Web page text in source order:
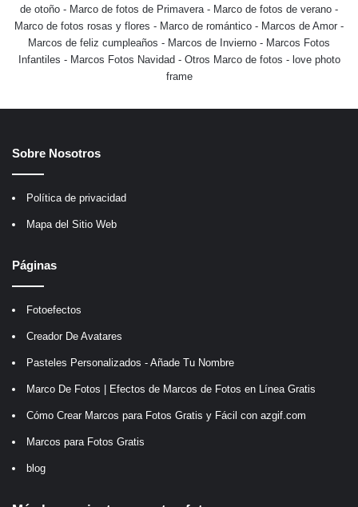
de otoño - Marco de fotos de Primavera- Marco de fotos de verano -
Marco de fotos rosas y flores - Marco de romántico - Marcos de Amor -
Marcos de feliz cumpleaños - Marcos de Invierno - Marcos Fotos
Infantiles - Marcos Fotos Navidad - Otros Marco de fotos - love photo
frame
Sobre Nosotros
Política de privacidad
Mapa del Sitio Web
Páginas
Fotoefectos
Creador De Avatares
Pasteles Personalizados - Añade Tu Nombre
Marco De Fotos | Efectos de Marcos de Fotos en Línea Gratis
Cómo Crear Marcos para Fotos Gratis y Fácil con azgif.com
Marcos para Fotos Gratis
blog